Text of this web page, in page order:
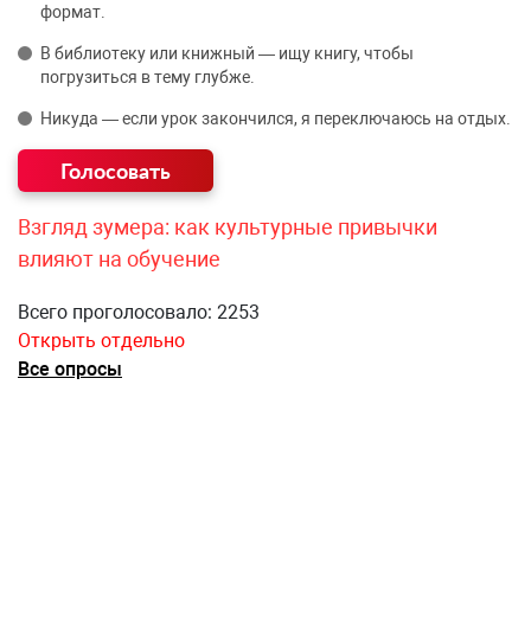
формат.
В библиотеку или книжный — ищу книгу, чтобы
погрузиться в тему глубже.
Никуда — если урок закончился, я переключаюсь на отдых.
Взгляд зумера: как культурные привычки
влияют на обучение
Всего проголосовало: 2253
Открыть отдельно
Все опросы